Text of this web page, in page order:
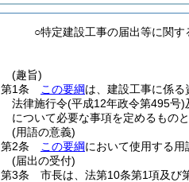
○特定建設工事の届出等に関す
(趣旨)
第1条
この要綱は、建設工事に係
法律施行令(平成12年政令第495号)
について必要な事項を定めるものと
(用語の意義)
第2条
この要綱において使用する用
(届出の受付)
第3条
市長は、法第10条第1項及び